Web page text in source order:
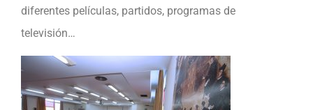
diferentes películas, partidos, programas de
televisión…